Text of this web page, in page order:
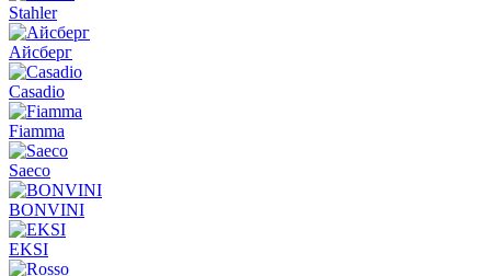
Stahler
Айсберг
Casadio
Fiamma
Saeco
BONVINI
EKSI